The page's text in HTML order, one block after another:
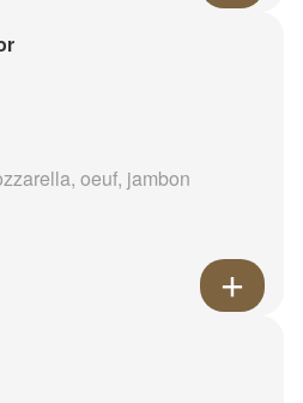
oeuf, jambon